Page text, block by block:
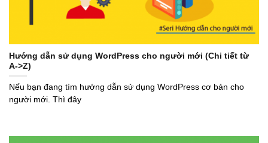
Hướng dẫn sử dụng WordPress cho người mới (Chi tiết từ
A->Z)
Nếu bạn đang tìm hướng dẫn sử dụng WordPress cơ bản cho
người mới. Thì đây